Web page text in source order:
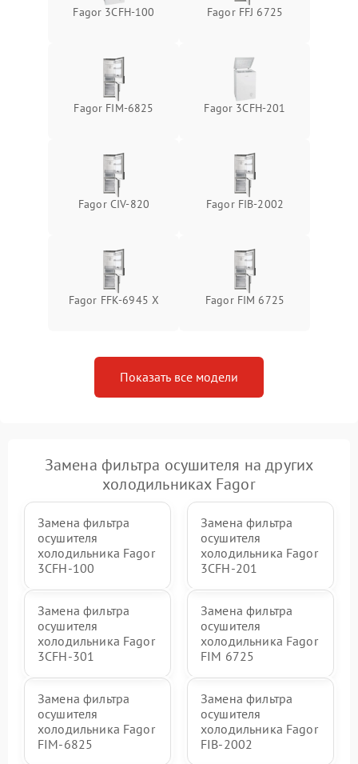
Fagor 3CFH-100 Fagor FFJ 6725
Fagor FIM-6825 Fagor 3CFH-201
Fagor CIV-820 Fagor FIB-2002
Fagor FFK-6945 X Fagor FIM 6725
Показать все модели
Замена фильтра осушителя на других
холодильниках Fagor
Замена фильтра
осушителя
холодильника Fagor
3CFH-100
Замена фильтра
осушителя
холодильника Fagor
3CFH-201
Замена фильтра
осушителя
холодильника Fagor
3CFH-301
Замена фильтра
осушителя
холодильника Fagor
FIM 6725
Замена фильтра
осушителя
холодильника Fagor
FIM-6825
Замена фильтра
осушителя
холодильника Fagor
FIB-2002